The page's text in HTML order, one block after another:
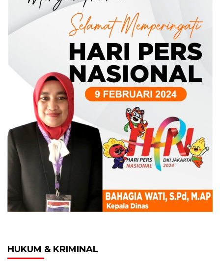
HUKUM & KRIMINAL